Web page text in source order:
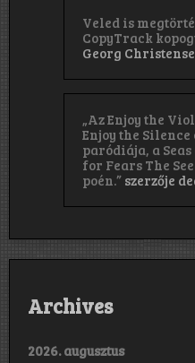
Veled is
CopyTrack
Georg
„Az Enjoy the
Enjoy the
paródiája, a
for Fears The
poén.” szerzője
Archives
2026. augusztus